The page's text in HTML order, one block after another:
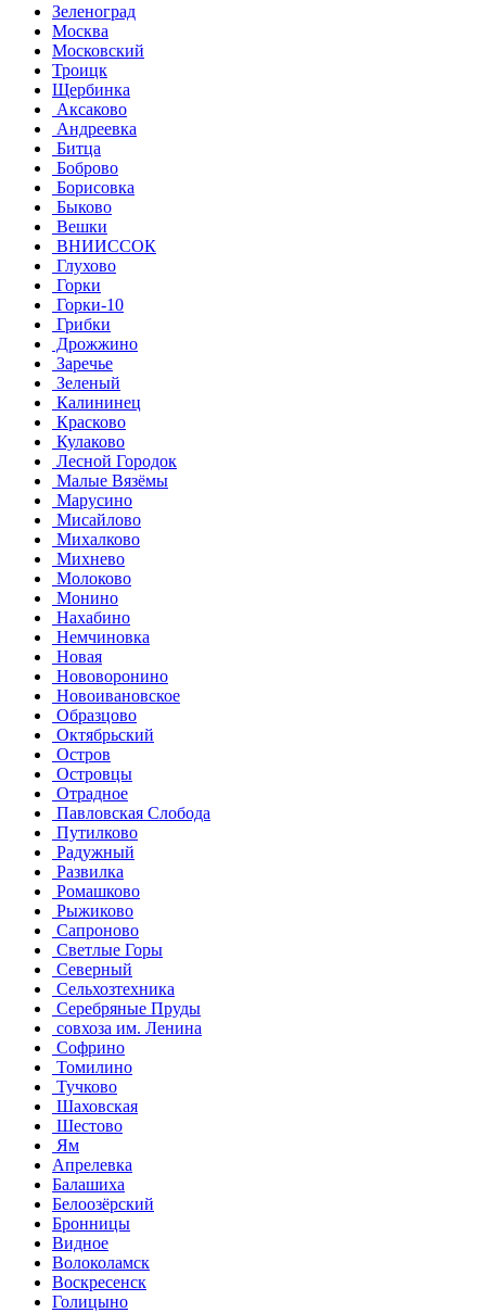
Зеленоград
Москва
Московский
Троицк
Щербинка
Аксаково
Андреевка
Битца
Боброво
Борисовка
Быково
Вешки
ВНИИССОК
Глухово
Горки
Горки-10
Грибки
Дрожжино
Заречье
Зеленый
Калининец
Красково
Кулаково
Лесной Городок
Малые Вязёмы
Марусино
Мисайлово
Михалково
Михнево
Молоково
Монино
Нахабино
Немчиновка
Новая
Нововоронино
Новоивановское
Образцово
Октябрьский
Остров
Островцы
Отрадное
Павловская Слобода
Путилково
Радужный
Развилка
Ромашково
Рыжиково
Сапроново
Светлые Горы
Северный
Сельхозтехника
Серебряные Пруды
совхоза им. Ленина
Софрино
Томилино
Тучково
Шаховская
Шестово
Ям
Апрелевка
Балашиха
Белоозёрский
Бронницы
Видное
Волоколамск
Воскресенск
Голицыно